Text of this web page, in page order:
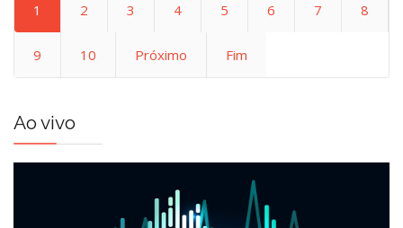
1 2 3 4 5 6 7 8
9 10 Próximo Fim
Ao vivo